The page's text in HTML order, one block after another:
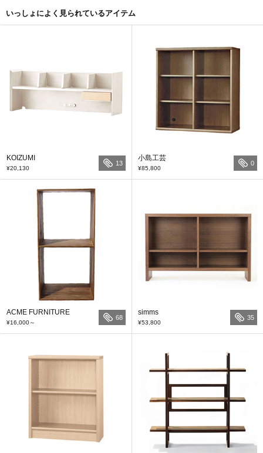
いっしょによく見られているアイテム
KOIZUMI
¥20,130
13
小島工芸
¥85,800
0
ACME FURNITURE
¥16,000～
68
simms
¥53,800
35